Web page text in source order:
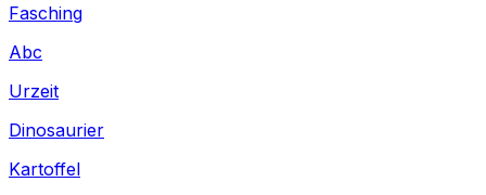
Fasching
Abc
Urzeit
Dinosaurier
Kartoffel